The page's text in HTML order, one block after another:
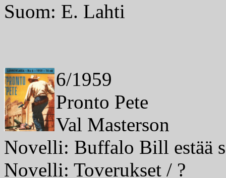
Suom: E. Lahti
6/1959
Pronto Pete
Val Masterson
Novelli: Buffalo Bill estää
Novelli: Toverukset / ?